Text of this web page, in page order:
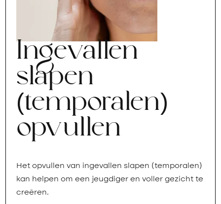
Ingevallen
slapen
(temporalen)
opvullen
Het opvullen van ingevallen slapen (temporalen)
kan helpen om een jeugdiger en voller gezicht te
creëren.